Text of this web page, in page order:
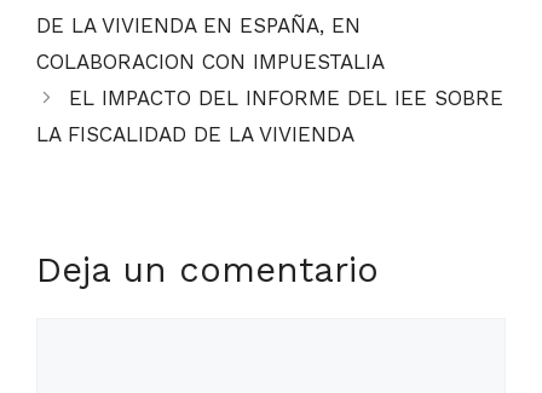
DE LA VIVIENDA EN ESPAÑA, EN
COLABORACION CON IMPUESTALIA
EL IMPACTO DEL INFORME DEL IEE SOBRE
LA FISCALIDAD DE LA VIVIENDA
Deja un comentario